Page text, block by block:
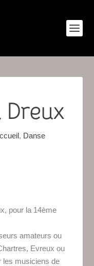
Dreux
, Danse
pour la 14ème
amateurs ou
Evreux ou
les musiciens de